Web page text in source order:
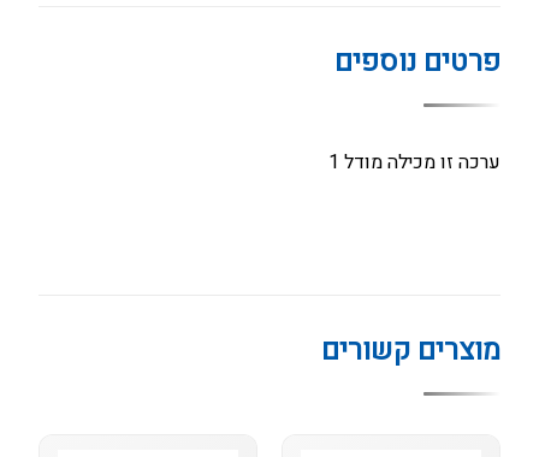
פרטים נוספים
ערכה זו מכילה מודל 1
מוצרים קשורים